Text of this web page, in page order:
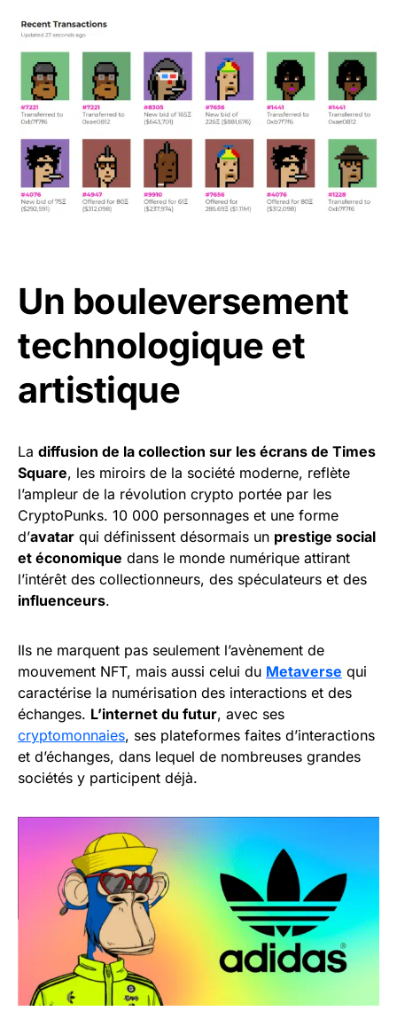
Un bouleversement
technologique et
artistique
La diffusion de la collection sur les écrans de Times
Square, les miroirs de la société moderne, reflète
l’ampleur de la révolution crypto portée par les
CryptoPunks. 10 000 personnages et une forme
d’avatar qui définissent désormais un prestige social
et économique dans le monde numérique attirant
l’intérêt des collectionneurs, des spéculateurs et des
influenceurs.
Ils ne marquent pas seulement l’avènement de
mouvement NFT, mais aussi celui du Metaverse qui
caractérise la numérisation des interactions et des
échanges. L’internet du futur, avec ses
cryptomonnaies, ses plateformes faites d’interactions
et d’échanges, dans lequel de nombreuses grandes
sociétés y participent déjà.